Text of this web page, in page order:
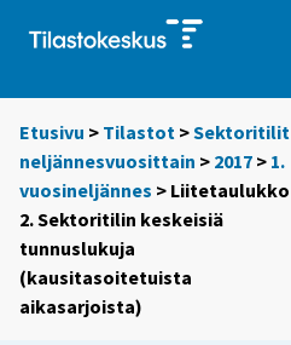
Etusivu > Tilastot >Sektoritilit
neljännesvuosittain > 2017 > 1.
vuosineljännes > Liitetaulukko
2. Sektoritilin keskeisiä
tunnuslukuja
(kausitasoitetuista
aikasarjoista)